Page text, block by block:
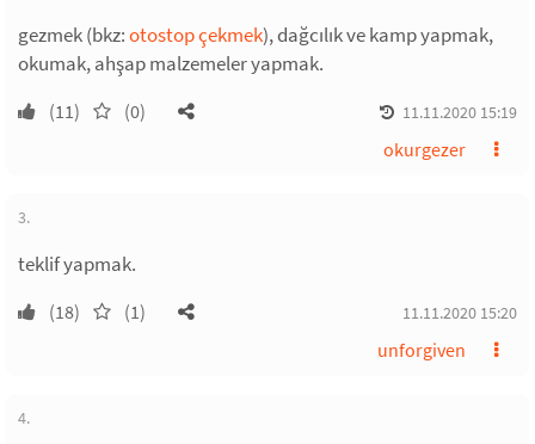
gezmek (bkz:otostop çekmek), dağcılık ve kamp yapmak,
okumak, ahşap malzemeler yapmak.
(11) (0) 11.11.2020 15:19
okurgezer
3.
teklif yapmak.
(18) (1) 11.11.2020 15:20
unforgiven
4.